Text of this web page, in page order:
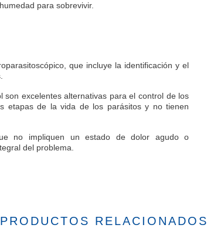
para sobrevivir.
que incluye la identificación y el
excelentes alternativas para el control de los
etapas de la vida de los parásitos y no tienen
no impliquen un estado de dolor agudo o
del problema.
PRODUCTOS RELACIONADOS